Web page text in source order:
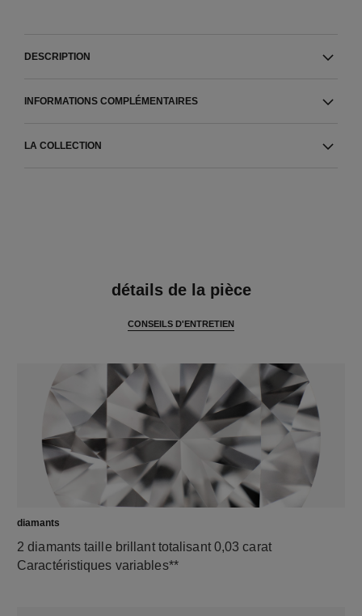
DESCRIPTION
INFORMATIONS COMPLÉMENTAIRES
LA COLLECTION
détails de la pièce
CONSEILS D'ENTRETIEN
diamants
2 diamants taille brillant totalisant 0,03 carat
Caractéristiques variables**